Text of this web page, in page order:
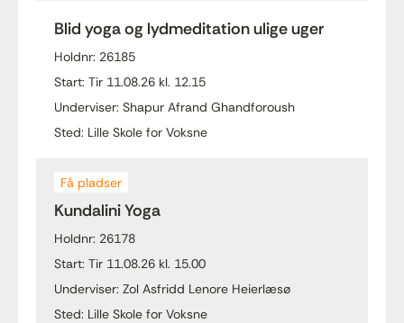
Blid yoga og lydmeditation ulige uger
Holdnr: 26185
Start: Tir 11.08.26 kl. 12.15
Underviser: Shapur Afrand Ghandforoush
Sted: Lille Skole for Voksne
Få pladser
Kundalini Yoga
Holdnr: 26178
Start: Tir 11.08.26 kl. 15.00
Underviser: Zol Asfridd Lenore Heierlæsø
Sted: Lille Skole for Voksne